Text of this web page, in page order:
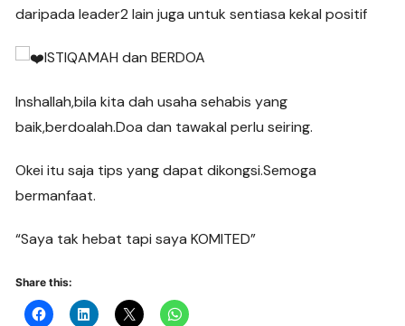
daripada leader2 lain juga untuk sentiasa kekal positif
ISTIQAMAH dan BERDOA
Inshallah,bila kita dah usaha sehabis yang
baik,berdoalah.Doa dan tawakal perlu seiring.
Okei itu saja tips yang dapat dikongsi.Semoga
bermanfaat.
“Saya tak hebat tapi saya KOMITED”
Share this: